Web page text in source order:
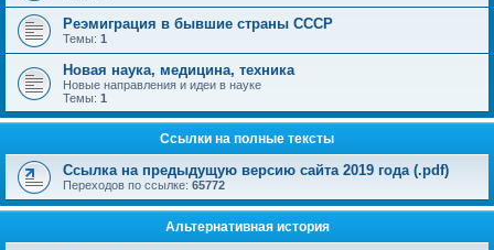
Реэмиграция в бывшие страны СССР
Темы: 1
Новая наука, медицина, техника
Новые направления и идеи в науке
Темы: 1
Ссылки на полные тексты
Ссылка на предыдущую версию сайта 2019 года (.pdf)
Переходов по ссылке: 65772
Альтернативная история